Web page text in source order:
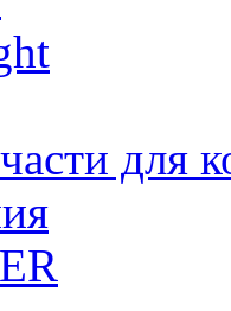
для